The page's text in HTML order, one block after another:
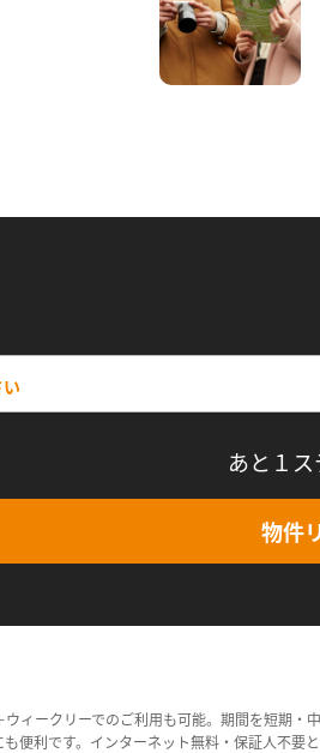
あと１ス
物件
ィークリーでのご利用も可能。期間を短期
利です。インターネット無料・保証人不要